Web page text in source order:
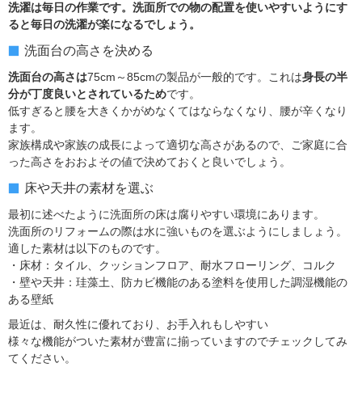
洗濯は毎日の作業です。洗面所での物の配置を使いやすいようにす
ると毎日の洗濯が楽になるでしょう。
洗面台の高さを決める
洗面台の高さは75cm～85cmの製品が一般的です。これは身長の半
分が丁度良いとされているためです。
低すぎると腰を大きくかがめなくてはならなくなり、腰が辛くなり
ます。
家族構成や家族の成長によって適切な高さがあるので、ご家庭に合
った高さをおおよその値で決めておくと良いでしょう。
床や天井の素材を選ぶ
最初に述べたように洗面所の床は腐りやすい環境にあります。
洗面所のリフォームの際は水に強いものを選ぶようにしましょう。
適した素材は以下のものです。
・床材：タイル、クッションフロア、耐水フローリング、コルク
・壁や天井：珪藻土、防カビ機能のある塗料を使用した調湿機能の
ある壁紙
最近は、耐久性に優れており、お手入れもしやすい
様々な機能がついた素材が豊富に揃っていますのでチェックしてみ
てください。